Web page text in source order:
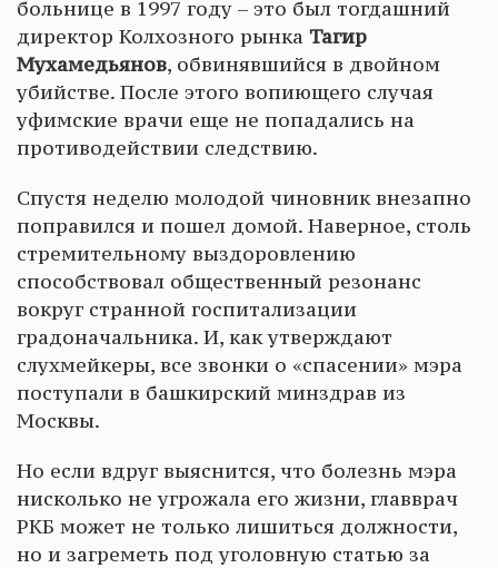
больнице в 1997 году – это был тогдашний
директор Колхозного рынка Тагир
Мухамедьянов, обвинявшийся в двойном
убийстве. После этого вопиющего случая
уфимские врачи еще не попадались на
противодействии следствию.
Спустя неделю молодой чиновник внезапно
поправился и пошел домой. Наверное, столь
стремительному выздоровлению
способствовал общественный резонанс
вокруг странной госпитализации
градоначальника. И, как утверждают
слухмейкеры, все звонки о «спасении» мэра
поступали в башкирский минздрав из
Москвы.
Но если вдруг выяснится, что болезнь мэра
нисколько не угрожала его жизни, главврач
РКБ может не только лишиться должности,
но и загреметь под уголовную статью за